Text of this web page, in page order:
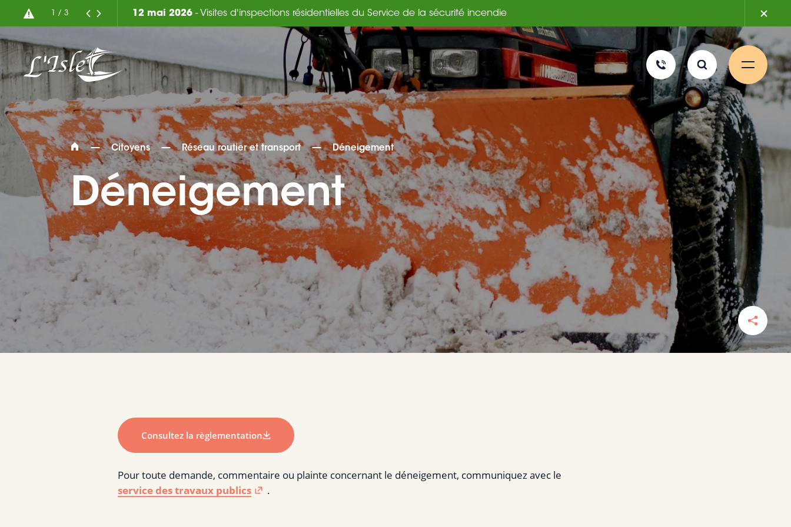
Rechercher
/ 3 7 août 2026- Vente de terrains résidentiels
— Citoyens — Réseau routier et transport — Déneigement
Déneigement
Consultez la règlementation
Pour toute demande, commentaire ou plainte concernant le déneigement, communiquez avec le
service des travaux publics
.